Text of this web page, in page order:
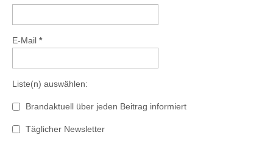
E-Mail *
Liste(n) auswählen:
Brandaktuell über jeden Beitrag informiert
Täglicher Newsletter